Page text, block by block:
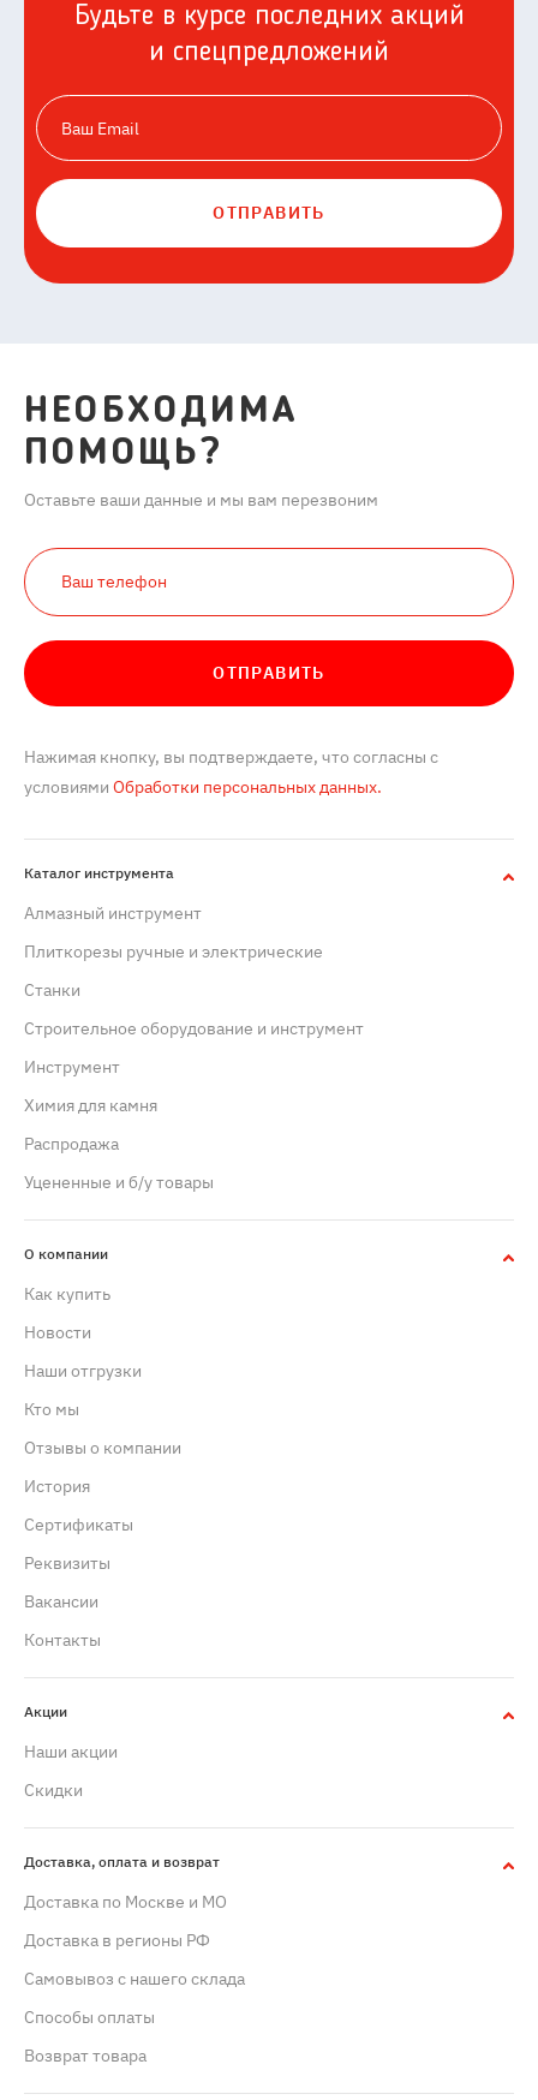
Будьте в курсе последних акций
и спецпредложений
ОТПРАВИТЬ
НЕОБХОДИМА
ПОМОЩЬ?
Оставьте ваши данные и мы вам перезвоним
ОТПРАВИТЬ
Нажимая кнопку, вы подтверждаете, что согласны с
условиями Обработки персональных данных.
Каталог инструмента
Алмазный инструмент
Плиткорезы ручные и электрические
Станки
Строительное оборудование и инструмент
Инструмент
Химия для камня
Распродажа
Уцененные и б/у товары
О компании
Как купить
Новости
Наши отгрузки
Кто мы
Отзывы о компании
История
Сертификаты
Реквизиты
Вакансии
Контакты
Акции
Наши акции
Скидки
Доставка, оплата и возврат
Доставка по Москве и МО
Доставка в регионы РФ
Самовывоз с нашего склада
Способы оплаты
Возврат товара